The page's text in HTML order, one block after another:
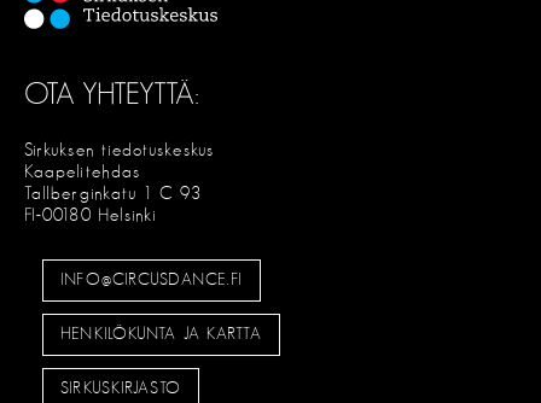
OTA YHTEYTTÄ:
Sirkuksen tiedotuskeskus
Kaapelitehdas
Tallberginkatu 1 C 93
FI-00180 Helsinki
INFO@CIRCUSDANCE.FI
HENKILÖKUNTA JA KARTTA
SIRKUSKIRJASTO